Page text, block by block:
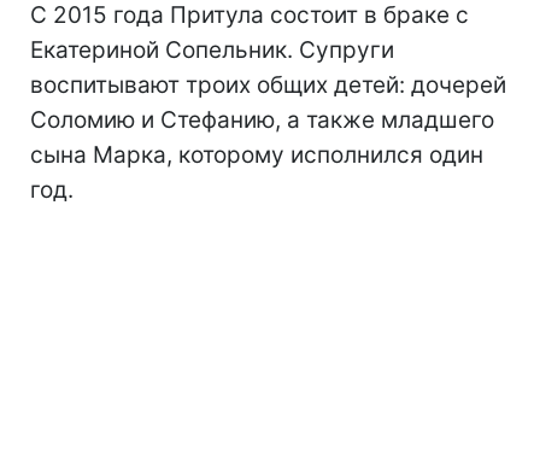
С 2015 года Притула состоит в браке с
Екатериной Сопельник. Супруги
воспитывают троих общих детей: дочерей
Соломию и Стефанию, а также младшего
сына Марка, которому исполнился один
год.